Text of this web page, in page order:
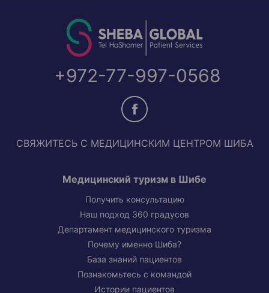
+972-77-997-0568
СВЯЖИТЕСЬ С МЕДИЦИНСКИМ ЦЕНТРОМ ШИБА
Медицинский туризм в Шибе
Получить консультацию
Наш подход 360 градусов
Департамент медицинского туризма
Почему именно Шиба?
База знаний пациентов
Познакомьтесь с командой
Истории пациентов